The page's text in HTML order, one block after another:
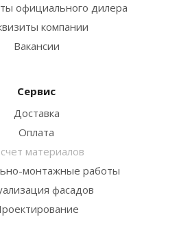
официального дилера
компании
Вакансии
Сервис
Доставка
Оплата
материалов
монтажные работы
фасадов